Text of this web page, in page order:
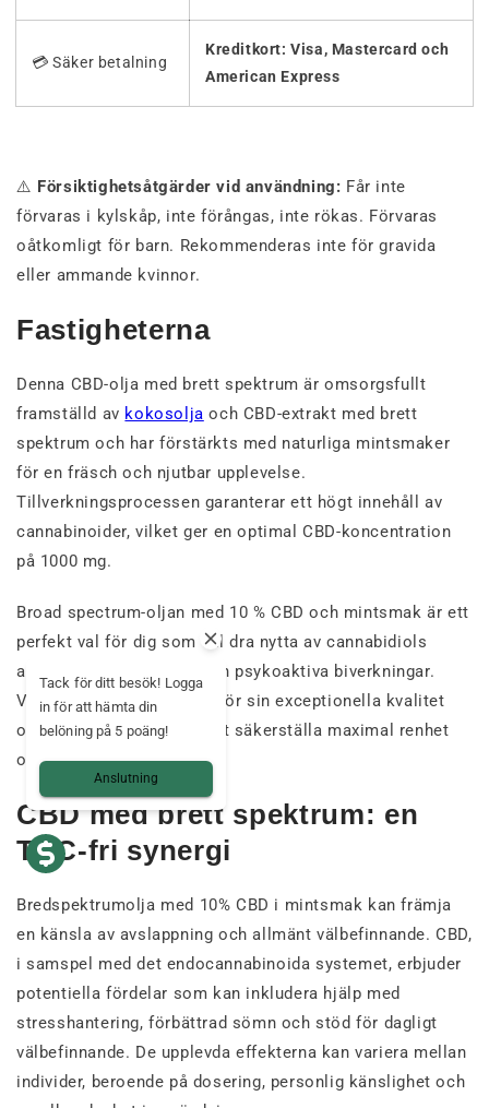
💳 Säker betalning
Kreditkort: Visa, Mastercard och
American Express
⚠️ Försiktighetsåtgärder vid användning: Får inte
förvaras i kylskåp, inte förångas, inte rökas. Förvaras
oåtkomligt för barn. Rekommenderas inte för gravida
eller ammande kvinnor.
Fastigheterna
Denna CBD-olja med brett spektrum är omsorgsfullt
framställd av kokosolja och CBD-extrakt med brett
spektrum och har förstärkts med naturliga mintsmaker
för en fräsch och njutbar upplevelse.
Tillverkningsprocessen garanterar ett högt innehåll av
cannabinoider, vilket ger en optimal CBD-koncentration
på 1000 mg.
Broad spectrum-oljan med 10 % CBD och mintsmak är ett
perfekt val för dig som vill dra nytta av cannabidiols
avslappnande effekter utan psykoaktiva biverkningar.
VåraCBD-extraktväljs ut för sin exceptionella kvalitet
och testas noggrant för att säkerställa maximal renhet
och effektivitet.
CBD med brett spektrum: en
THC-fri synergi
Bredspektrumolja med 10% CBD i mintsmak kan främja
en känsla av avslappning och allmänt välbefinnande. CBD,
i samspel med det endocannabinoida systemet, erbjuder
potentiella fördelar som kan inkludera hjälp med
stresshantering, förbättrad sömn och stöd för dagligt
välbefinnande. De upplevda effekterna kan variera mellan
individer, beroende på dosering, personlig känslighet och
Tack för ditt besök! Logga
in för att hämta din
belöning på 5 poäng!
Anslutning